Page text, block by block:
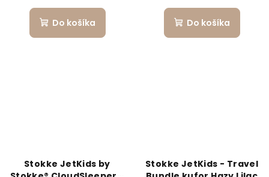
Do košíka Do košíka
Stokke JetKids by
Stokke JetKids - Travel